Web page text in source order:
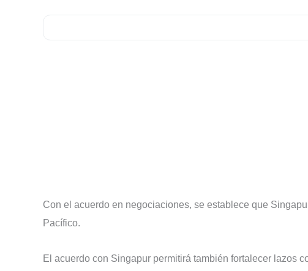
Con el acuerdo en negociaciones, se establece que
Pacífico.
El acuerdo con Singapur permitirá también fortalecer lazos